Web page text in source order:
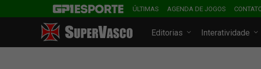
ÚLTIMAS AGENDA DE JOGOS
Editorias Interatividade